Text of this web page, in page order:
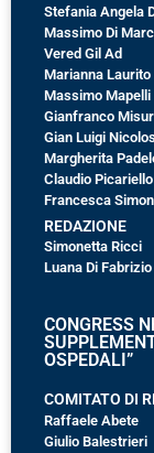
Stefania Angela
Massimo Di
Vered Gil Ad
Marianna Laurito
Massimo Mapelli
Gianfranco
Gian Luigi
Margherita
Claudio Picariello
Francesca
REDAZIONE
Simonetta Ricci
Luana Di Fabrizio
CONGRESS
OSPEDALI”
COMITATO DI
Raffaele Abete
Giulio Balestrieri